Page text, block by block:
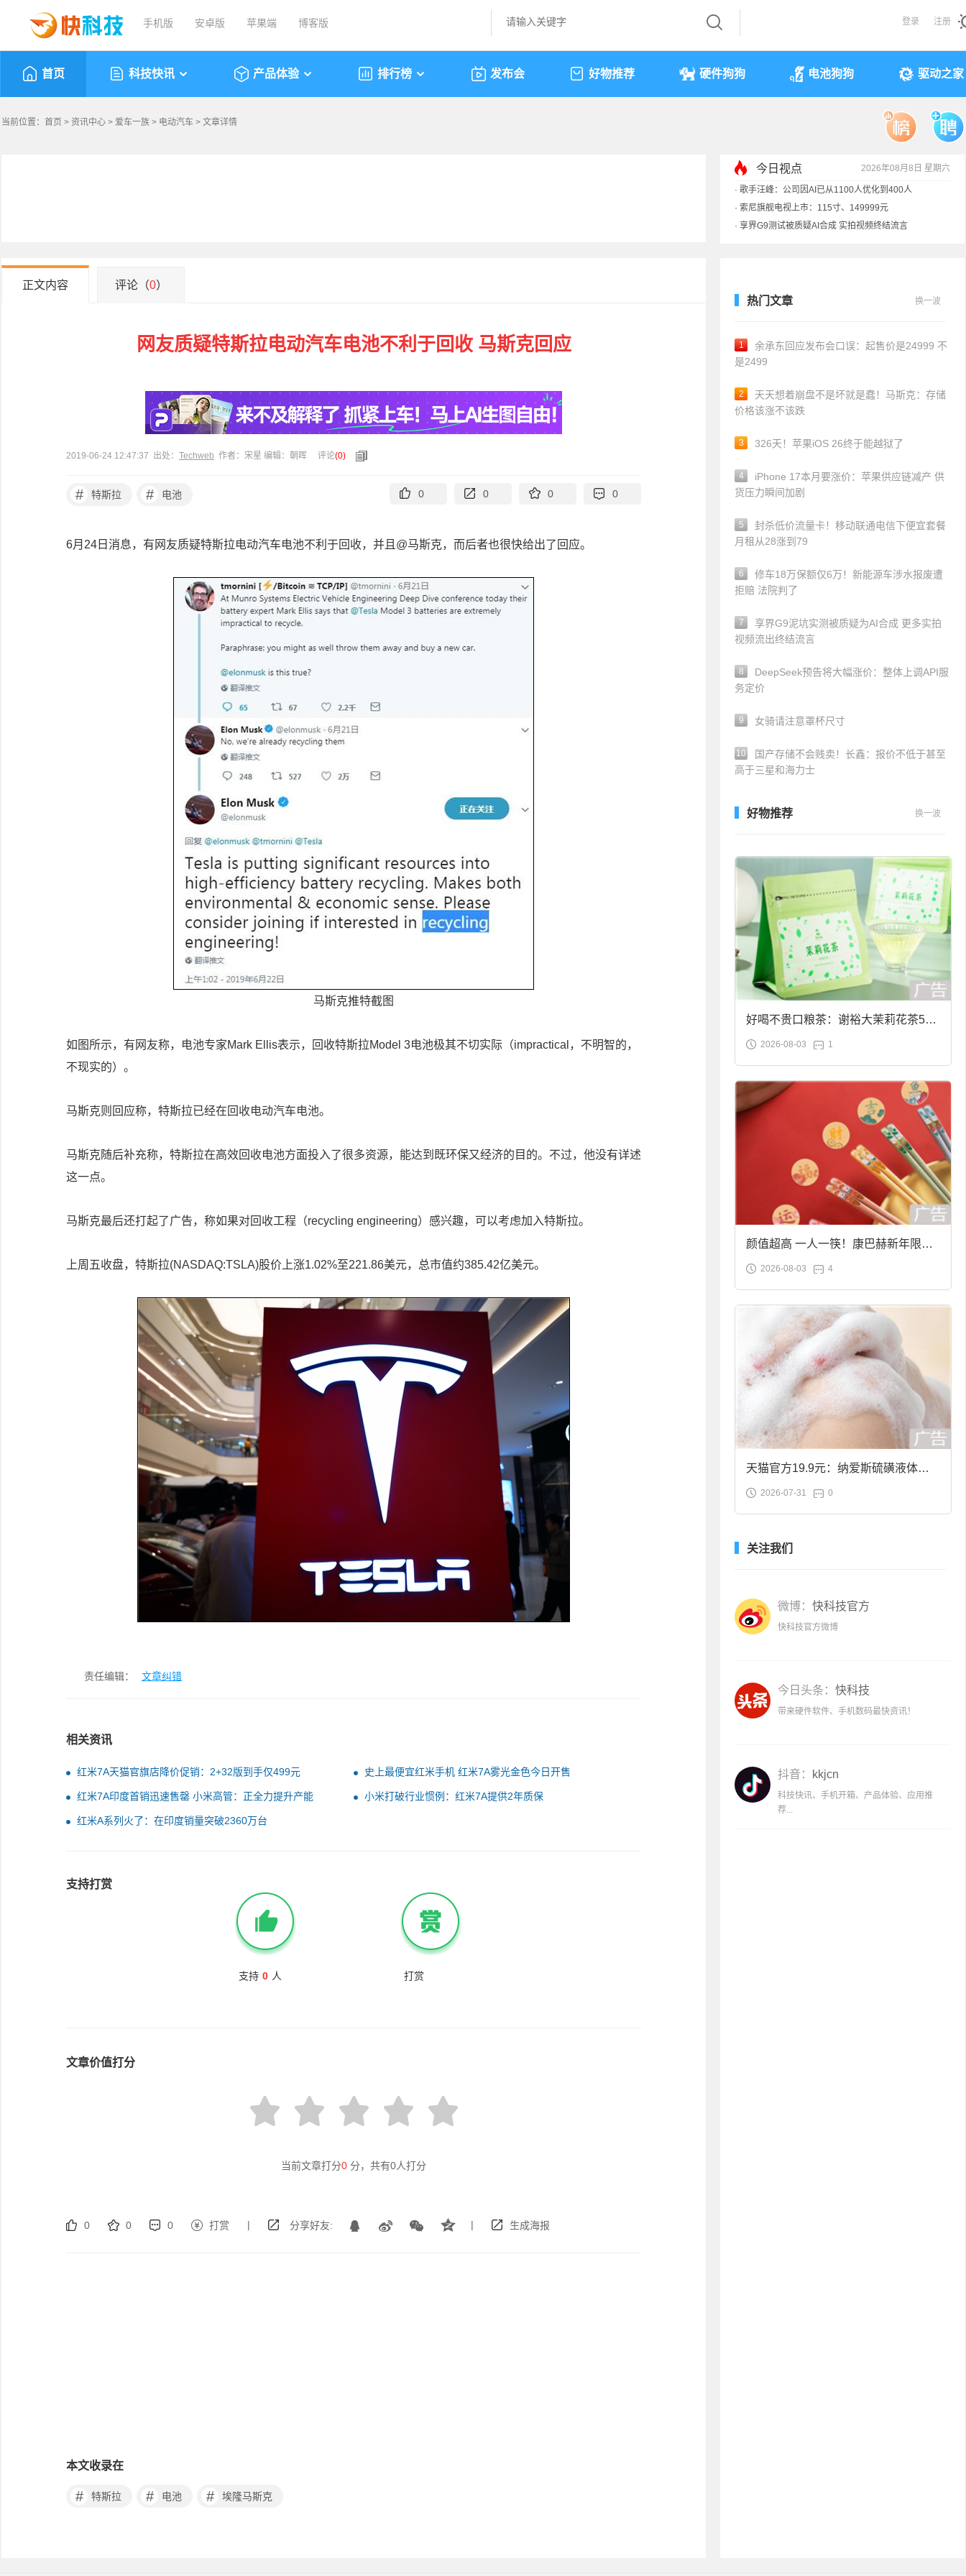
手机版 安卓版 苹果端 博客版 登录 注册
首页 科技快讯 产品体验 排行榜 发布会 好物推荐 硬件狗狗 电池狗狗 驱动之家
当前位置： 首页 > 资讯中心 > 爱车一族 > 电动汽车 > 文章详情
今日视点 2026年08月8日 星期六
· 歌手汪峰：公司因AI已从1100人优化到400人
· 索尼旗舰电视上市：115寸、149999元
· 享界G9测试被质疑AI合成 实拍视频终结流言
正文内容 评论（0）
网友质疑特斯拉电动汽车电池不利于回收 马斯克回应
2019-06-24 12:47:37 出处： Techweb 作者：宋星 编辑：朝晖 评论(0)
# 特斯拉 # 电池 0 0 0 0
6月24日消息，有网友质疑特斯拉电动汽车电池不利于回收，并且@马斯克，而后者也很快给出了回应。
马斯克推特截图
如图所示，有网友称，电池专家Mark Ellis表示，回收特斯拉Model 3电池极其不切实际（impractical，不明智的，
不现实的）。
马斯克则回应称，特斯拉已经在回收电动汽车电池。
马斯克随后补充称，特斯拉在高效回收电池方面投入了很多资源，能达到既环保又经济的目的。不过，他没有详述
这一点。
马斯克最后还打起了广告，称如果对回收工程（recycling engineering）感兴趣，可以考虑加入特斯拉。
上周五收盘，特斯拉(NASDAQ:TSLA)股价上涨1.02%至221.86美元，总市值约385.42亿美元。
责任编辑： 文章纠错
相关资讯
红米7A天猫官旗店降价促销：2+32版到手仅499元 史上最便宜红米手机 红米7A雾光金色今日开售
红米7A印度首销迅速售罄 小米高管：正全力提升产能 小米打破行业惯例：红米7A提供2年质保
红米A系列火了：在印度销量突破2360万台
支持打赏
支持 0 人 打赏
文章价值打分
当前文章打分0 分，共有0人打分
0 0 0 打赏 | 分享好友: | 生成海报
本文收录在
# 特斯拉 # 电池 # 埃隆马斯克
热门文章 换一波
1
余承东回应发布会口误：起售价是24999 不
是2499
2
天天想着崩盘不是坏就是蠢！马斯克：存储
价格该涨不该跌
3 326天！苹果iOS 26终于能越狱了
4
iPhone 17本月要涨价：苹果供应链减产 供
货压力瞬间加剧
5
封杀低价流量卡！移动联通电信下便宜套餐
月租从28涨到79
6
修车18万保额仅6万！新能源车涉水报废遭
拒赔 法院判了
7
享界G9泥坑实测被质疑为AI合成 更多实拍
视频流出终结流言
8
DeepSeek预告将大幅涨价：整体上调API服
务定价
9 女骑请注意罩杯尺寸
10
国产存储不会贱卖！长鑫：报价不低于甚至
高于三星和海力士
好物推荐 换一波
好喝不贵口粮茶：谢裕大茉莉花茶50g
袋装9.9元到手
2026-08-03 1
颜值超高 一人一筷！康巴赫新年限定
合金筷子大促：19.9元
2026-08-03 4
天猫官方19.9元：纳爱斯硫磺液体香
皂2斤大促
2026-07-31 0
关注我们
微博： 快科技官方
快科技官方微博
今日头条： 快科技
带来硬件软件、手机数码最快资讯！
抖音： kkjcn
科技快讯、手机开箱、产品体验、应用推
荐...